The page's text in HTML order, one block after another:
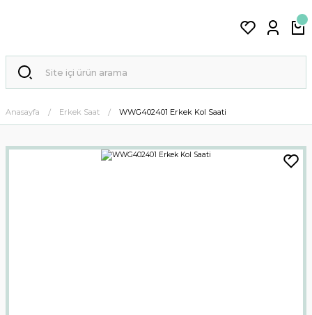
Anasayfa Erkek Saat WWG402401 Erkek Kol Saati